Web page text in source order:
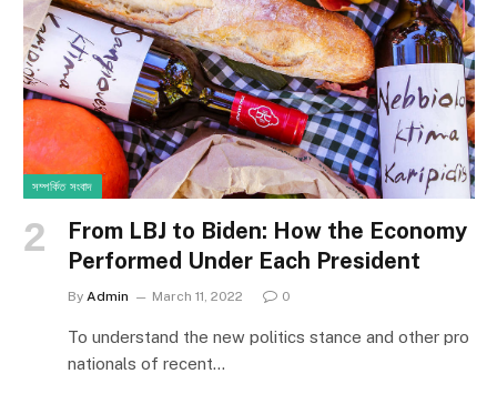
সম্পর্কিত সংবাদ
From LBJ to Biden: How the Economy
Performed Under Each President
By Admin March 11, 2022 0
To understand the new politics stance and other pro
nationals of recent…